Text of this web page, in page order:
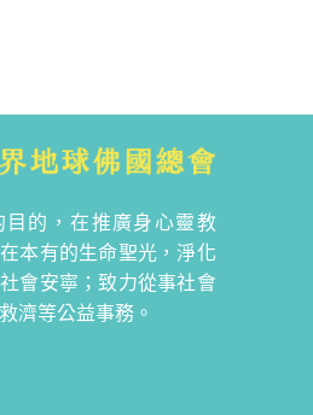
目的，在推廣身心靈教
本有的生命聖光，淨化
會安寧；致力從事社會
濟等公益事務。